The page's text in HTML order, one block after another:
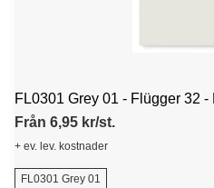
FL0301 Grey 01 - Flügger 32
Från 6,95 kr/st.
+ ev. lev. kostnader
FL0301 Grey 01